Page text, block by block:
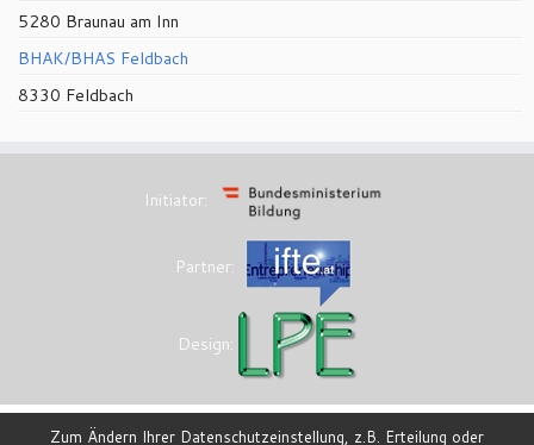
5280 Braunau am Inn
BHAK/BHAS Feldbach
8330 Feldbach
Initiator:
Partner:
Design:
Zum Ändern Ihrer Datenschutzeinstellung, z.B. Erteilung oder